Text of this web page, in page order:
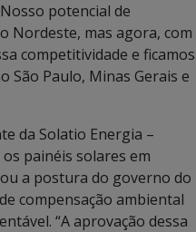
potencial de
Nordeste, mas agora, com
competitividade e ficamos
São Paulo, Minas Gerais e
da Solatio Energia –
painéis solares em
a postura do governo do
compensação ambiental
“A aprovação dessa